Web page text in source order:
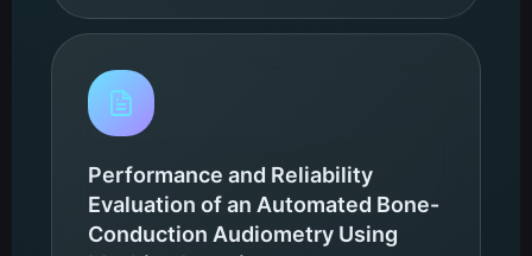
Performance and Reliability
Evaluation of an Automated Bone-
Conduction Audiometry Using